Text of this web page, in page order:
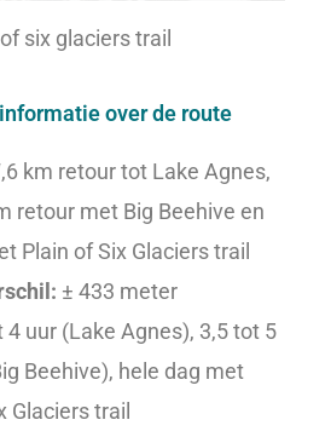
six glaciers trail
over de route
km retour tot Lake Agnes,
retour met Big Beehive en
Plain of Six Glaciers trail
± 433 meter
4 uur (Lake Agnes), 3,5 tot 5
Beehive), hele dag met
Glaciers trail